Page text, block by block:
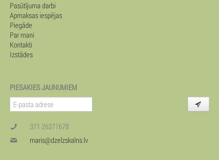
Pasūtījuma darbi
Apmaksas iespējas
Piegāde
Par mani
Kontakti
Izstādes
PIESAKIES JAUNUMIEM
371 26371678
maris@dzelzskalns.lv